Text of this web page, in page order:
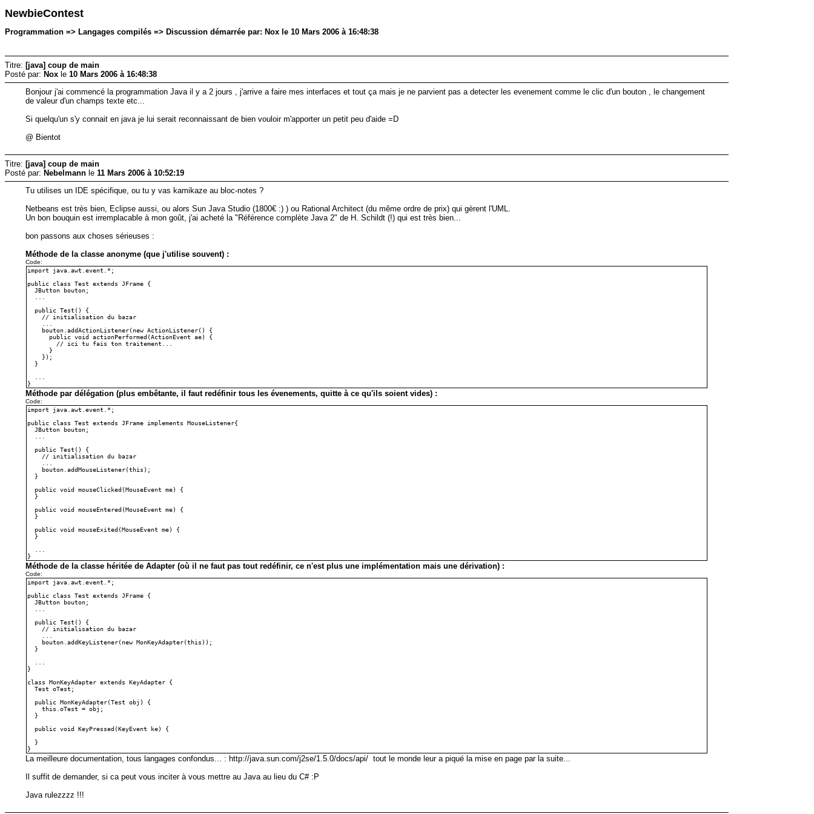
NewbieContest
Programmation => Langages compilés => Discussion démarrée par: Nox le 10 Mars 2006 à 16:48:38
Titre: [java] coup de main
Posté par: Nox le 10 Mars 2006 à 16:48:38
Bonjour j'ai commencé la programmation Java il y a 2 jours , j'arrive a faire mes interfaces et tout ça mais je ne parvient pas a detecter les evenement comme le clic d'un bouton , le changement
de valeur d'un champs texte etc...
Si quelqu'un s'y connait en java je lui serait reconnaissant de bien vouloir m'apporter un petit peu d'aide =D
@ Bientot
Titre: [java] coup de main
Posté par: Nebelmann le 11 Mars 2006 à 10:52:19
Tu utilises un IDE spécifique, ou tu y vas kamikaze au bloc-notes ?
Netbeans est très bien, Eclipse aussi, ou alors Sun Java Studio (1800€ :) ) ou Rational Architect (du même ordre de prix) qui gèrent l'UML.
Un bon bouquin est irremplacable à mon goût, j'ai acheté la "Référence complète Java 2" de H. Schildt (!) qui est très bien...
bon passons aux choses sérieuses :
Méthode de la classe anonyme (que j'utilise souvent) :
Code:
import java.awt.event.*;
public class Test extends JFrame {
JButton bouton;
public Test() {
// initialisation du bazar
bouton.addActionListener(new ActionListener() {
public void actionPerformed(ActionEvent ae) {
// ici tu fais ton traitement...
}
});
}
}
Méthode par délégation (plus embêtante, il faut redéfinir tous les évenements, quitte à ce qu'ils soient vides) :
Code:
import java.awt.event.*;
public class Test extends JFrame implements MouseListener{
JButton bouton;
public Test() {
// initialisation du bazar
bouton.addMouseListener(this);
}
public void mouseClicked(MouseEvent me) {
}
public void mouseEntered(MouseEvent me) {
}
public void mouseExited(MouseEvent me) {
}
}
Méthode de la classe héritée de Adapter (où il ne faut pas tout redéfinir, ce n'est plus une implémentation mais une dérivation) :
Code:
import java.awt.event.*;
public class Test extends JFrame {
JButton bouton;
public Test() {
// initialisation du bazar
bouton.addKeyListener(new MonKeyAdapter(this));
}
}
class MonKeyAdapter extends KeyAdapter {
Test oTest;
public MonKeyAdapter(Test obj) {
this.oTest = obj;
}
public void KeyPressed(KeyEvent ke) {
}
}
La meilleure documentation, tous langages confondus... : http://java.sun.com/j2se/1.5.0/docs/api/ tout le monde leur a piqué la mise en page par la suite...
Il suffit de demander, si ca peut vous inciter à vous mettre au Java au lieu du C# :P
Java rulezzzz !!!